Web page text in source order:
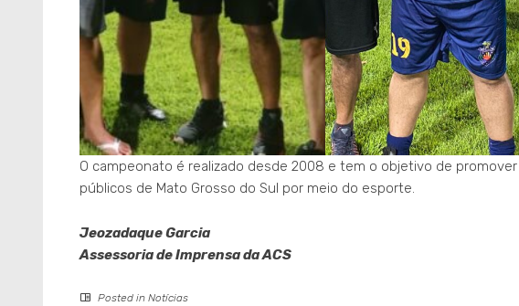
O campeonato é realizado desde 2008 e tem o objetivo de
públicos de Mato Grosso do Sul por meio do esporte.
Jeozadaque Garcia
Assessoria de Imprensa da ACS
Posted in Notícias